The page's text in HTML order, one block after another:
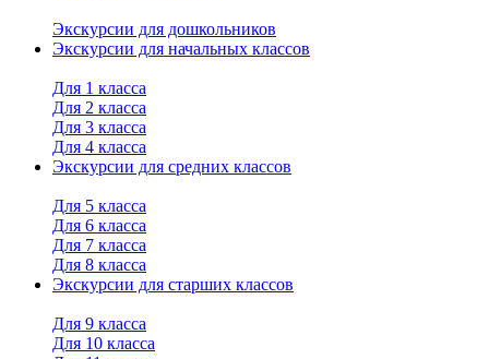
Экскурсии для дошкольников
Экскурсии для начальных классов
Для 1 класса
Для 2 класса
Для 3 класса
Для 4 класса
Экскурсии для средних классов
Для 5 класса
Для 6 класса
Для 7 класса
Для 8 класса
Экскурсии для старших классов
Для 9 класса
Для 10 класса